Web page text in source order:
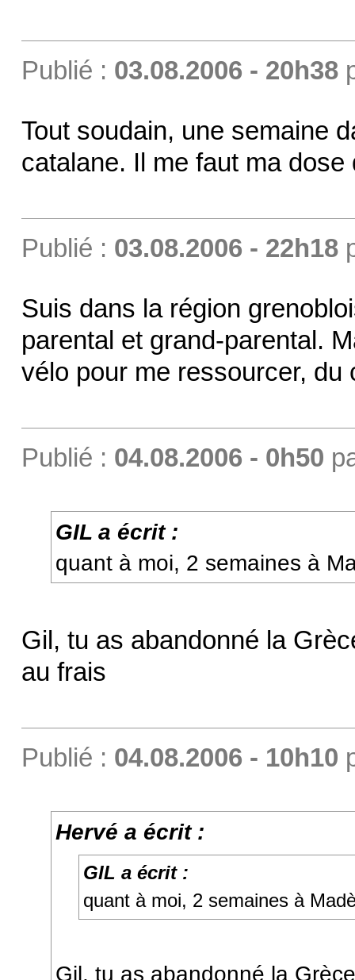
Publié : 03.08.2006 - 20h38
Tout soudain, une semaine
catalane. Il me faut ma
Publié : 03.08.2006 - 22h18
Suis dans la région
parental et grand-parental.
vélo pour me ressourcer, du
Publié : 04.08.2006 - 0h50
GIL a écrit :
quant à moi, 2 semaines à
Gil, tu as abandonné la
au frais
Publié : 04.08.2006 - 10h10
Hervé a écrit :
GIL a écrit :
quant à moi, 2 semaines à
Gil, tu as abandonné la